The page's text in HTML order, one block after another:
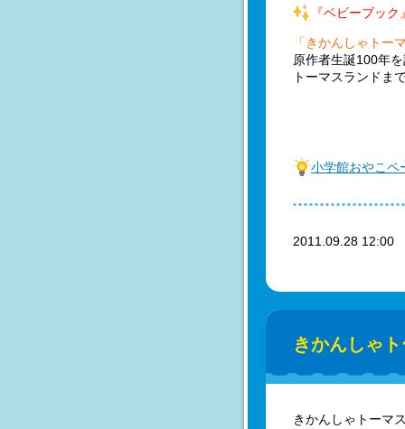
『ベビーブッ
「きかんしゃトー
原作者生誕100年
トーマスランドま
小学館おやこペ
2011.09.28
きかんしゃ
きかんしゃトーマ